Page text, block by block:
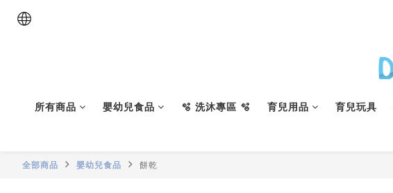
所有商品 嬰幼兒食品 🫧 洗沐專區 🫧 育兒用品 育兒玩具
全部商品 嬰幼兒食品 餅乾